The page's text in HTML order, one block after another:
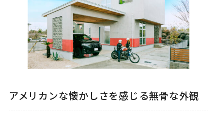
アメリカンな懐かしさを感じる無骨な外観